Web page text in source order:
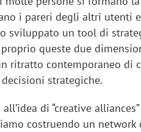
i pareri degli altri utenti
sviluppato un tool di
queste due
ritratto contemporaneo di
strategiche.
di “creative
costruendo un network
deve
Ricerche di
Doxa: «Non
fenomeni:
tradurli in azioni»